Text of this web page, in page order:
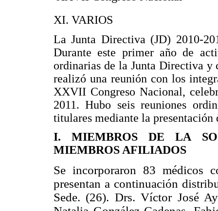
XI.
La Junta Directiva (JD) 2010-
Durante este primer año de
ordinarias de la Junta Directiva y
realizó una reunión con los
XXVII Congreso Nacional,
2011. Hubo seis reuniones
titulares mediante la presentación
I. MIEMBROS DE LA
MIEMBROS AFILIADOS
Se incorporaron 83 médicos
presentan a continuación
Sede. (26). Drs. Víctor José